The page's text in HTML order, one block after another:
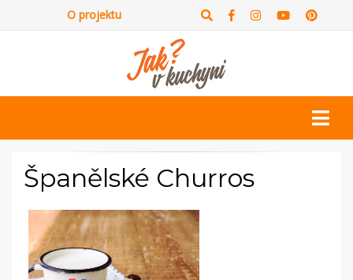
O projektu
Španělské Churros